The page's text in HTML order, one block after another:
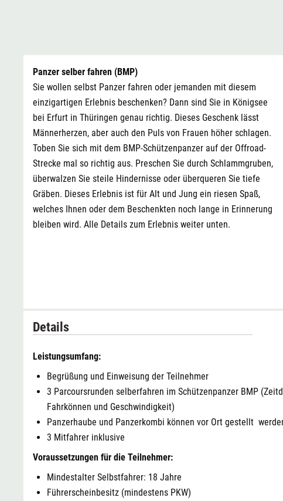
Panzer selber fahren (BMP)
Sie wollen selbst Panzer fahren oder jemanden mit diesem
einzigartigen Erlebnis beschenken? Dann sind Sie in Königsee
bei Erfurt in Thüringen genau richtig. Dieses Geschenk lässt
Männerherzen, aber auch den Puls von Frauen höher schlagen.
Toben Sie sich mit dem BMP-Schützenpanzer auf der Offroad-
Strecke mal so richtig aus. Preschen Sie durch Schlammgruben,
überwalzen Sie steile Hindernisse oder überqueren Sie tiefe
Gräben. Dieses Erlebnis ist für Alt und Jung ein riesen Spaß,
welches Ihnen oder dem Beschenkten noch lange in Erinnerung
bleiben wird. Alle Details zum Erlebnis weiter unten.
Details
Leistungsumfang:
Begrüßung und Einweisung der Teilnehmer
3 Parcoursrunden selberfahren im Schützenpanzer BMP
Fahrkönnen und Geschwindigkeit)
Panzerhaube und Panzerkombi können vor Ort gestellt
3 Mitfahrer inklusive
Voraussetzungen für die Teilnehmer:
Mindestalter Selbstfahrer: 18 Jahre
Führerscheinbesitz (mindestens PKW)